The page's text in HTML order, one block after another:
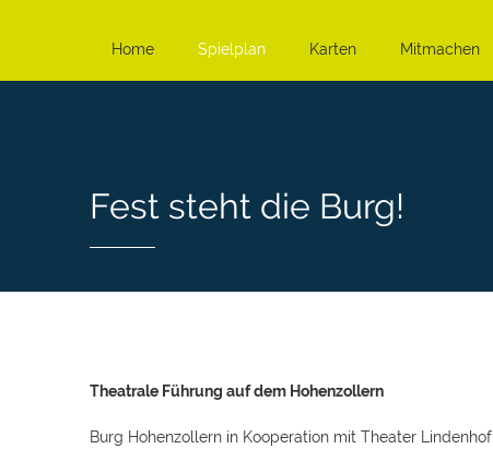
Home Spielplan Karten Mitmachen
Fest steht die Burg!
Theatrale Führung auf dem Hohenzollern
Burg Hohenzollern in Kooperation mit Theater Lindenhof